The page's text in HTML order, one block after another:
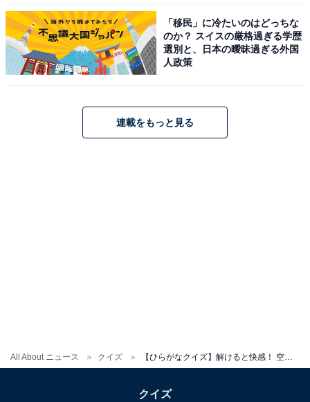
All About ニュース クイズ
「移民」に冷たいのはどっちな
のか？ スイスの厳格過ぎる学歴
選別と、日本の曖昧過ぎる外国
人政策
連載をもっと見る
クイズ